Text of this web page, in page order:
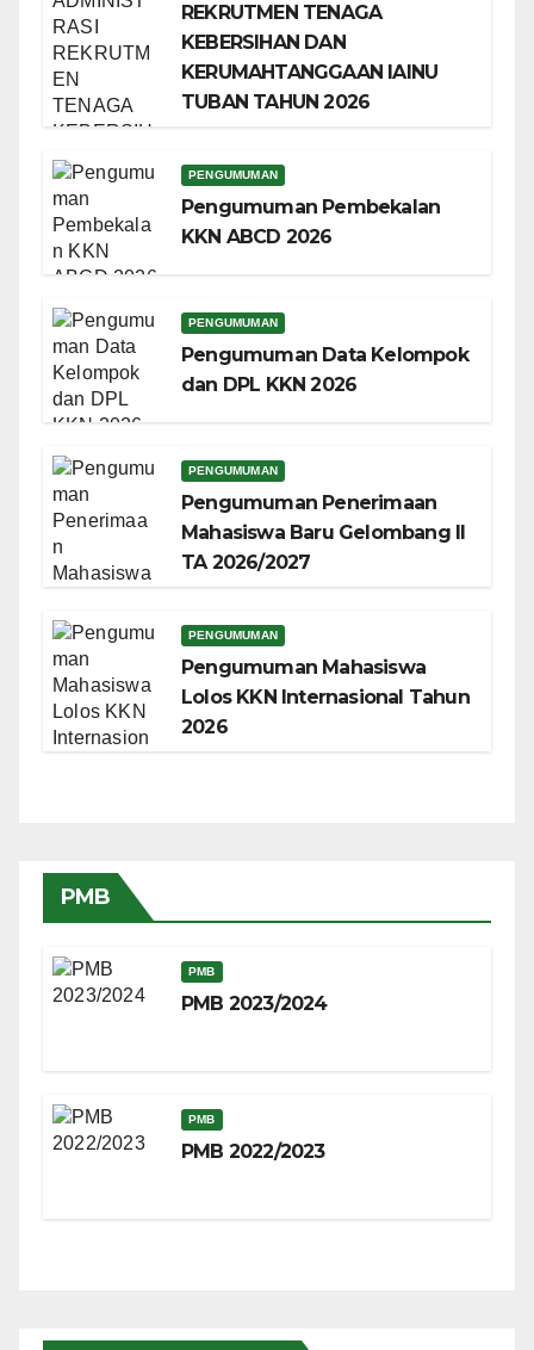
REKRUTMEN TENAGA
KEBERSIHAN DAN
KERUMAHTANGGAAN IAINU
TUBAN TAHUN 2026
PENGUMUMAN
Pengumuman Pembekalan
KKN ABCD 2026
PENGUMUMAN
Pengumuman Data Kelompok
dan DPL KKN 2026
PENGUMUMAN
Pengumuman Penerimaan
Mahasiswa Baru Gelombang II
TA 2026/2027
PENGUMUMAN
Pengumuman Mahasiswa
Lolos KKN Internasional Tahun
2026
PMB
PMB
PMB 2023/2024
PMB
PMB 2022/2023